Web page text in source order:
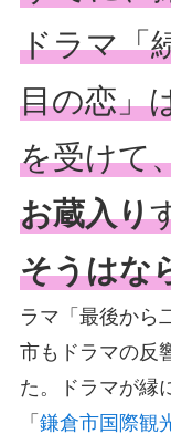
ドラマ「
目の恋」
を受けて
お蔵入り
そうはな
ラマ「最後から
市もドラマの反
た。ドラマが縁
「 鎌倉市国際観